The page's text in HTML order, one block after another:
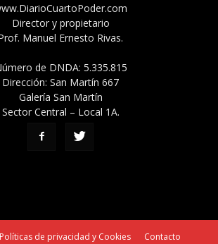
Director y propietario
Manuel Ernesto Rivas.
de DNDA: 5.335.815
Dirección: San Martín 667
Galería San Martín
Sector Central – Local 1A.
Políticas de privacidad y Cookies Contacto